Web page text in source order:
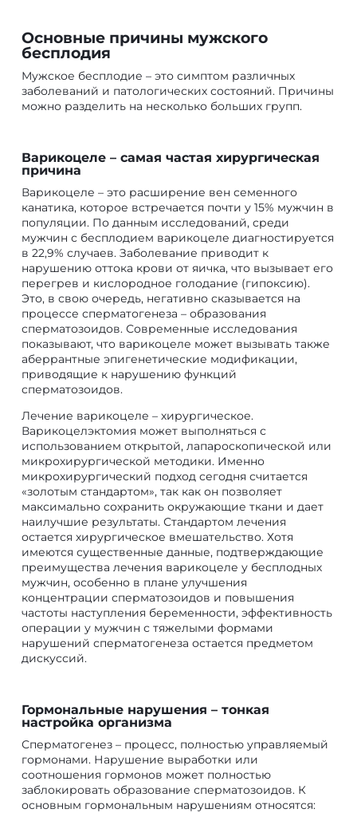
Основные причины мужского
бесплодия
Мужское бесплодие – это симптом различных
заболеваний и патологических состояний. Причины
можно разделить на несколько больших групп.
Варикоцеле – самая частая хирургическая
причина
Варикоцеле – это расширение вен семенного
канатика, которое встречается почти у 15% мужчин в
популяции. По данным исследований, среди
мужчин с бесплодием варикоцеле диагностируется
в 22,9% случаев. Заболевание приводит к
нарушению оттока крови от яичка, что вызывает его
перегрев и кислородное голодание (гипоксию).
Это, в свою очередь, негативно сказывается на
процессе сперматогенеза – образования
сперматозоидов. Современные исследования
показывают, что варикоцеле может вызывать также
аберрантные эпигенетические модификации,
приводящие к нарушению функций
сперматозоидов.
Лечение варикоцеле – хирургическое.
Варикоцелэктомия может выполняться с
использованием открытой, лапароскопической или
микрохирургической методики. Именно
микрохирургический подход сегодня считается
«золотым стандартом», так как он позволяет
максимально сохранить окружающие ткани и дает
наилучшие результаты. Стандартом лечения
остается хирургическое вмешательство. Хотя
имеются существенные данные, подтверждающие
преимущества лечения варикоцеле у бесплодных
мужчин, особенно в плане улучшения
концентрации сперматозоидов и повышения
частоты наступления беременности, эффективность
операции у мужчин с тяжелыми формами
нарушений сперматогенеза остается предметом
дискуссий.
Гормональные нарушения – тонкая
настройка организма
Сперматогенез – процесс, полностью управляемый
гормонами. Нарушение выработки или
соотношения гормонов может полностью
заблокировать образование сперматозоидов. К
основным гормональным нарушениям относятся: